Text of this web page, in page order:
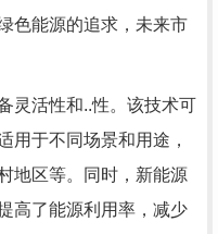
色能源的追求，未来市
灵活性和..性。该技术可
用于不同场景和用途，
地区等。同时，新能源
高了能源利用率，减少